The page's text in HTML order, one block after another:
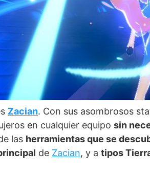
Zacian. Con sus asombrosos
en cualquier equipo sin
las herramientas que se
de Zacian, y a tipos